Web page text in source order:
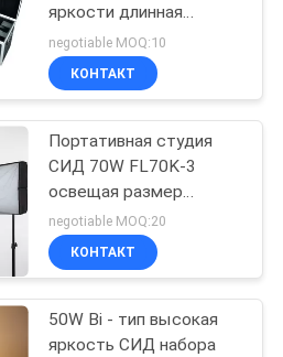
яркости длинная
привела освещать
наборы с черным
ворот амбара
negotiable MOQ:10
КОНТАКТ
Портативная студия
СИД 70W FL70K-3
освещая размер
набора 45.2×45.2×3cm
компактный
negotiable MOQ:20
КОНТАКТ
50W Bi - тип высокая
яркость СИД набора